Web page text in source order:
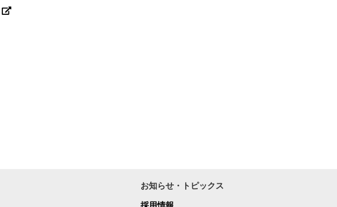
お知らせ・トピックス